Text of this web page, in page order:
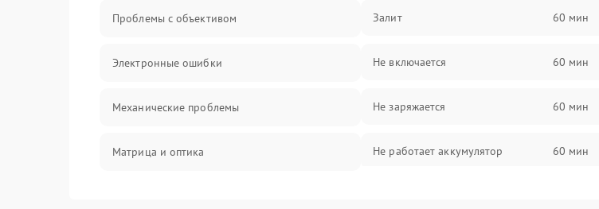
Проблемы с объективом
Электронные ошибки
Механические проблемы
Матрица и оптика
Залит 60 мин
Не включается 60 мин
Не заряжается 60 мин
Не работает аккумулятор 60 мин